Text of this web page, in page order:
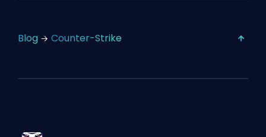
Blog Counter-Strike